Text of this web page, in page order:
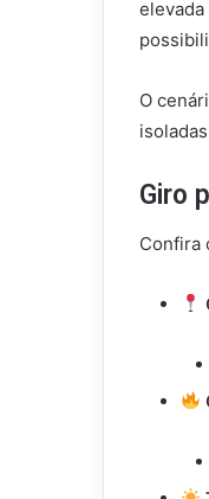
O
Giro
Confira